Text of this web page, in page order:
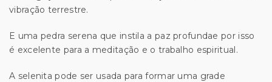
vibração terrestre.
E uma pedra serena que instila a paz profundae por isso
é excelente para a meditação e o trabalho espiritual.
A selenita pode ser usada para formar uma grade